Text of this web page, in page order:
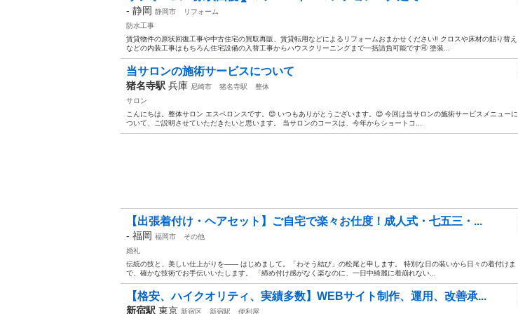
- 静岡 静岡市
リフォーム
防水工事
賃貸物件の原状回復工事や中古住宅の買取再販、賃貸転用などによるリフォームおまかせください‼️ クロスや床材の貼り替え
などの内装工事はもちろん住宅設備の入替工事からハウスクリーニングまで一括請負可能です🉑 塗装...
当サロンの施術サービスについて
猪名寺駅 兵庫 尼崎市 猪名寺駅
整体
サロン
こんにちは。整体サロン エスペロンスです。😊 いつもありがとうございます。😊 今回は当サロンの施術サービスメニューに
ついて、ご説明させていただきたいと思います。 当サロンのコースは、今年からショートコ...
​【出張着付け・ヘアセット】ご自宅で楽々お仕度！成人式・七五三・...
- 福岡 福岡市
その他
婚礼
伝統の技と、美しい仕上がりを—— はじめまして。「わそう結び」の松尾と申します。 特別な日の装いから日々の着付けま
で、確かな技術でお手伝いいたします。 「締め付け感がなく楽なのに、一日中綺麗に着崩れない...
【格安、ハイクオリティ、実績多数】WEBサイト制作、運用、改善承...
新宿駅 東京 新宿区 新宿駅 便利屋